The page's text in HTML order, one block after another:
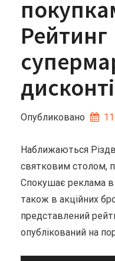
Рейтинг
Опубликовано
Наближаються
святковим столом,
Спокушає реклама в
також в акційних
представлений
опублікований на